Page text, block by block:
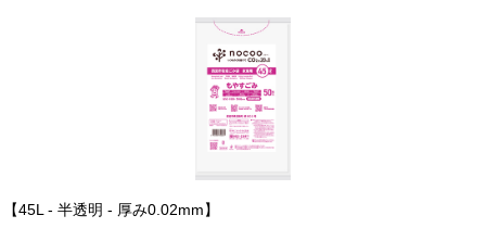
45L - 半透明 - 厚み0.02mm